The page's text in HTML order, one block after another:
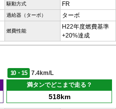
駆動方式 FR
過給器（ターボ） ターボ
燃費性能
H22年度燃費基準
+20%達成
10・15
7.4km/L
満タンでどこまで走る？
518km